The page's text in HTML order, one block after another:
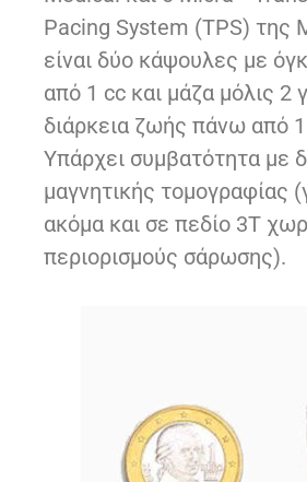
Pacing System (TPS) της
είναι δύο κάψουλες με
από 1 cc και μάζα μόλις 2
διάρκεια ζωής πάνω από
Υπάρχει συμβατότητα με
μαγνητικής τομογραφίας
ακόμα και σε πεδίο 3Τ
περιορισμούς σάρωσης).